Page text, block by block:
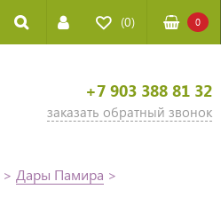
(0) 0
+7 903 388 81 32
заказать обратный звонок
> Дары Памира >